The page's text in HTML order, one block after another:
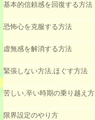
基本的信頼感を回復する方法
恐怖心を克服する方法
虚無感を解消する方法
緊張しない方法,ほぐす方法
苦しい,辛い時期の乗り越え方
限界設定のやり方